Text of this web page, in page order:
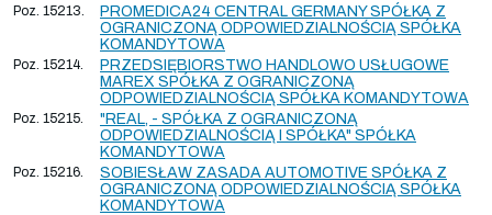
Poz. 15213.
PROMEDICA24 CENTRAL GERMANY SPÓŁKA Z
OGRANICZONĄ ODPOWIEDZIALNOŚCIĄ SPÓŁKA
KOMANDYTOWA
Poz. 15214.
PRZEDSIĘBIORSTWO HANDLOWO USŁUGOWE
MAREX SPÓŁKA Z OGRANICZONĄ
ODPOWIEDZIALNOŚCIĄ SPÓŁKA KOMANDYTOWA
Poz. 15215.
"REAL, - SPÓŁKA Z OGRANICZONĄ
ODPOWIEDZIALNOŚCIĄ I SPÓŁKA" SPÓŁKA
KOMANDYTOWA
Poz. 15216.
SOBIESŁAW ZASADA AUTOMOTIVE SPÓŁKA Z
OGRANICZONĄ ODPOWIEDZIALNOŚCIĄ SPÓŁKA
KOMANDYTOWA